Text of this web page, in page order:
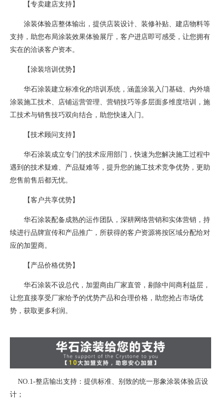
【专卖建店支持】
涂装体验店整体输出，提供店装设计、装修补贴、建店物料等
支持，助您布局涂装效果体验展厅，客户进店即可感受，让您拥有
实在的洽谈客户资本。
【涂装培训优势】
华石涂装建立标准化的培训系统，涵盖涂装入门基础、内外墙
涂装施工技术、店铺运营管理、营销技巧等多层面多维度培训，施
工技术与销售技巧双向结合，助您快速入门。
【技术顾问支持】
华石涂装成立专门的技术应用部门，快速为您解决施工过程中
遇到的技术疑难、产品疑难等，提升您的施工技术竞争优势，更助
您售前售后都无忧。
【客户共享优势】
华石涂装配备成熟的运作团队，深耕网络营销和实体营销，持
续进行品牌宣传和产品推广，所获得的客户资源将按区域分配给对
应的加盟商。
【产品价格优势】
华石涂装不设总代，加盟商由厂家直管，剔除中间商利益层，
让您直接享受厂家给予的优势产品和合理价格，助您抢占市场优
势，获取更多利润。
NO.1-整店输出支持：提供标准、别致的统一形象涂装体验店设
计；